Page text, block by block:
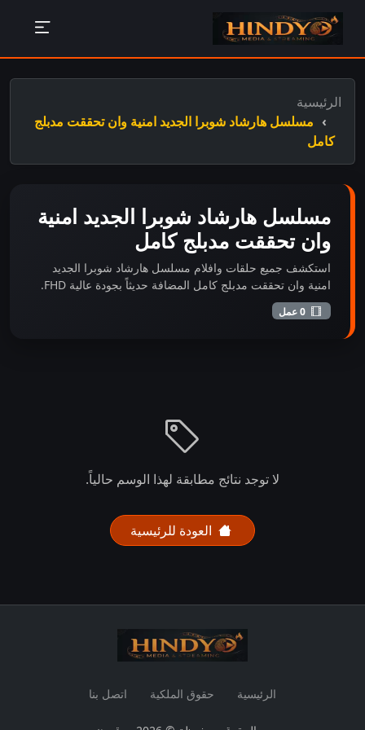
الرئيسية
مسلسل هارشاد شوبرا الجديد امنية وان تحققت مدبلج
كامل
مسلسل هارشاد شوبرا الجديد امنية
وان تحققت مدبلج كامل
استكشف جميع حلقات وافلام مسلسل هارشاد شوبرا الجديد
امنية وان تحققت مدبلج كامل المضافة حديثاً بجودة عالية FHD.
لا توجد نتائج مطابقة لهذا الوسم حالياً.
العودة للرئيسية
الرئيسية حقوق الملكية اتصل بنا